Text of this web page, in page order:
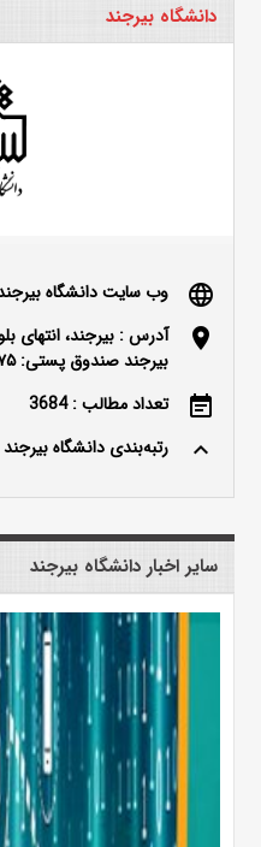
دانشگاه بیرجند
language وب سایت دانشگاه
location_on
آدرس : بیرجند، انتهای
بیرجند صندوق پستی: ۶۱۵/۹۷۱۷۵
event_note تعداد مطالب : 3684
keyboard_arrow_up رتبه‌بندی دانشگاه بیرجند
سایر اخبار دانشگاه بیرجند